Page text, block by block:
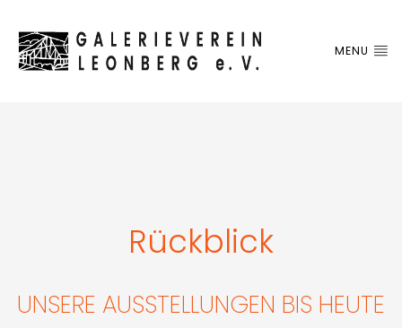
MENU
Rückblick
UNSERE AUSSTELLUNGEN BIS HEUTE